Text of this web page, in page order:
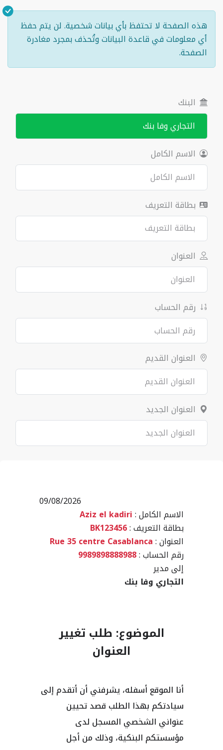
هذه الصفحة لا تحتفظ بأي بيانات شخصية. لن يتم حفظ
أي معلومات في قاعدة البيانات وتُحذف بمجرد مغادرة
الصفحة.
البنك
الاسم الكامل
بطاقة التعريف
العنوان
رقم الحساب
العنوان القديم
العنوان الجديد
09/08/2026
الاسم الكامل :Aziz el kadiri
بطاقة التعريف :BK123456
العنوان :Rue 35 centre Casablanca
رقم الحساب :9989898888988
إلى مدير
التجاري وفا بنك
الموضوع: طلب تغيير
العنوان
أنا الموقع أسفله، يشرفني أن أتقدم إلى
سيادتكم بهذا الطلب قصد تحيين
عنواني الشخصي المسجل لدى
مؤسستكم البنكية، وذلك من أجل